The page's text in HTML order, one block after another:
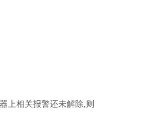
上相关报警还未解除,则